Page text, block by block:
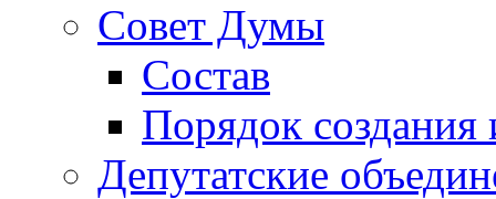
Совет Думы
Состав
Порядок создания
Депутатские